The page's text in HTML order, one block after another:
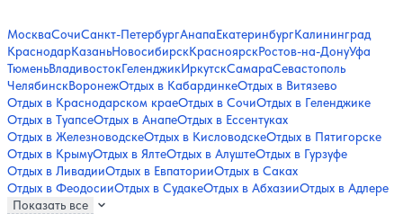
МоскваСочиСанкт-ПетербургАнапаЕкатеринбургКалининград
КраснодарКазаньНовосибирскКрасноярскРостов-на-ДонуУфа
ТюменьВладивостокГеленджикИркутскСамараСевастополь
ЧелябинскВоронежОтдых в КабардинкеОтдых в Витязево
Отдых в Краснодарском краеОтдых в СочиОтдых в Геленджике
Отдых в ТуапсеОтдых в АнапеОтдых в Ессентуках
Отдых в ЖелезноводскеОтдых в КисловодскеОтдых в Пятигорске
Отдых в КрымуОтдых в ЯлтеОтдых в АлуштеОтдых в Гурзуфе
Отдых в ЛивадииОтдых в ЕвпаторииОтдых в Саках
Отдых в ФеодосииОтдых в СудакеОтдых в АбхазииОтдых в Адлере
Показать все